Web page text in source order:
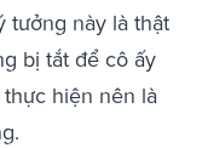
tưởng này là thật
bị tắt để cô ấy
hiện nên là